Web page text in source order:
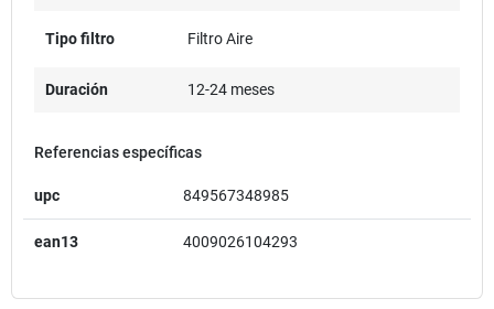
Tipo filtro Filtro Aire
Duración 12-24 meses
Referencias específicas
upc 849567348985
ean13 4009026104293